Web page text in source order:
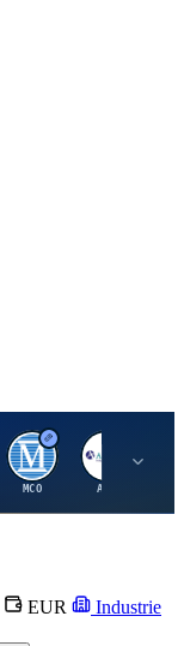
M
MCO
A
AIT
EUR
Industrie